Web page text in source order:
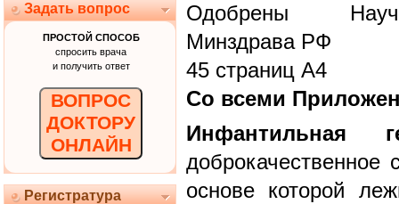
Задать вопрос
ПРОСТОЙ СПОСОБ
спросить врача
и получить ответ
ВОПРОС
ДОКТОРУ
ОНЛАЙН
Регистратура
Одобрены
Минздрава РФ
45 страниц А4
Со всеми
Инфантильная
доброкачественное
основе которой